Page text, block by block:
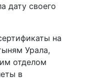
дату своего
на
Урала,
отделом
в